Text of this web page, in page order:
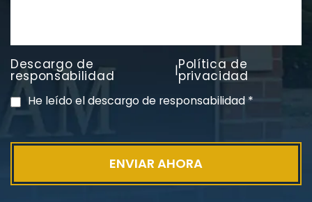
Descargo de
responsabilidad |Política de
privacidad
He leído el descargo de responsabilidad *